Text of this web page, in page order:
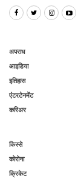
अपराध
आइडिया
इतिहास
एंटरटेनमेंट
करिअर
किस्से
कोरोना
क्रिकेट